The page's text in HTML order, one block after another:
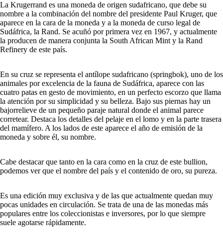
La Krugerrand es una moneda de origen sudafricano, que debe su
nombre a la combinación del nombre del presidente Paul Kruger, que
aparece en la cara de la moneda y a la moneda de curso legal de
Sudáfrica, la Rand. Se acuñó por primera vez en 1967, y actualmente
la producen de manera conjunta la South African Mint y la Rand
Refinery de este país.
En su cruz se representa el antílope sudafricano (springbok), uno de los
animales por excelencia de la fauna de Sudáfrica, aparece con las
cuatro patas en gesto de movimiento, en un perfecto escorzo que llama
la atención por su simplicidad y su belleza. Bajo sus piernas hay un
bajorrelieve de un pequeño paraje natural donde el animal parece
corretear. Destaca los detalles del pelaje en el lomo y en la parte trasera
del mamífero. A los lados de este aparece el año de emisión de la
moneda y sobre él, su nombre.
Cabe destacar que tanto en la cara como en la cruz de este bullion,
podemos ver que el nombre del país y el contenido de oro, su pureza.
Es una edición muy exclusiva y de las que actualmente quedan muy
pocas unidades en circulación. Se trata de una de las monedas más
populares entre los coleccionistas e inversores, por lo que siempre
suele agotarse rápidamente.